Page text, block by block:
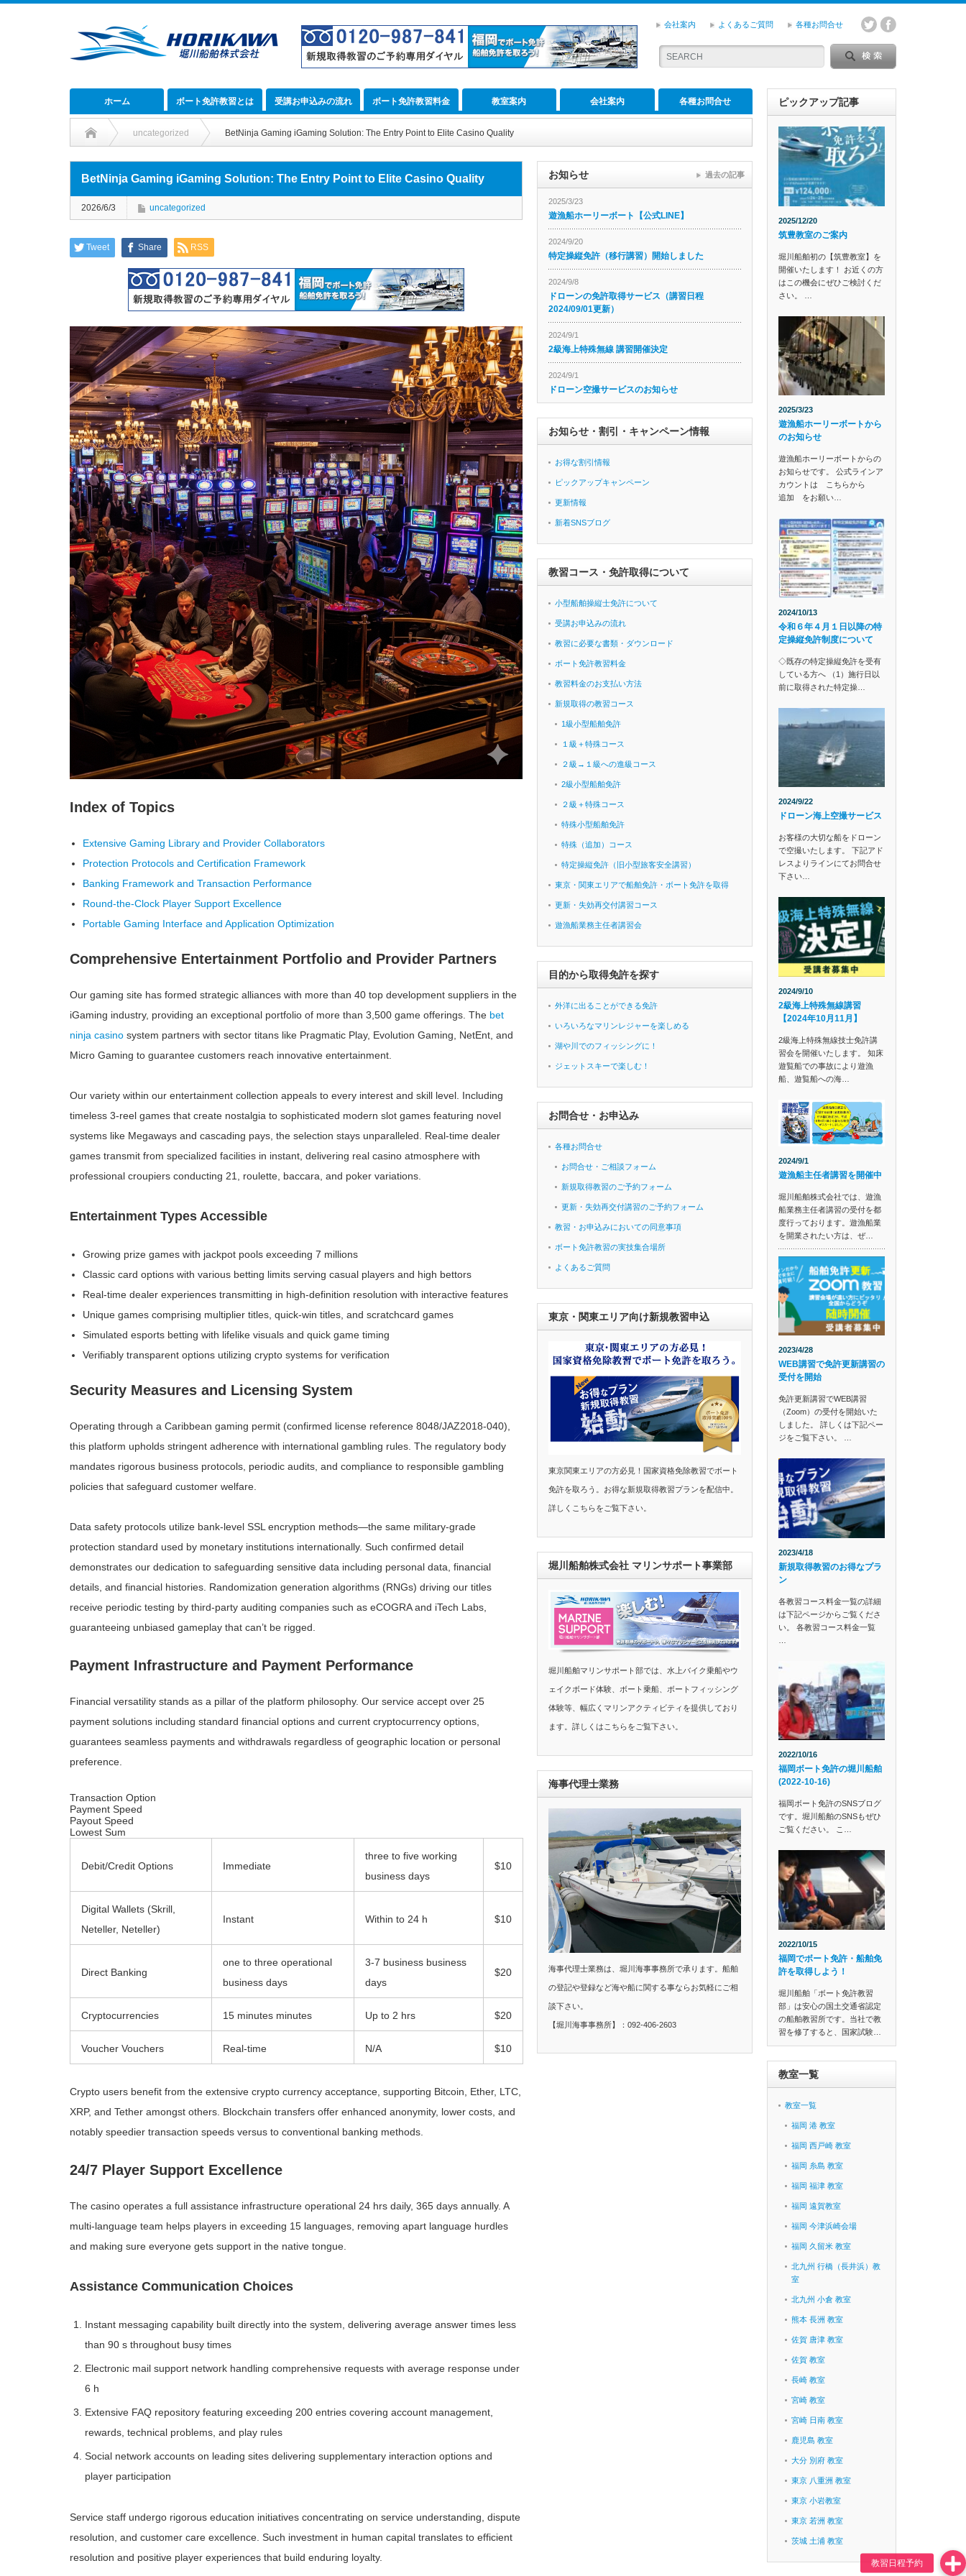
会社案内 よくあるご質問 各種お問合せ
ホーム ボート免許教習とは 受講お申込みの流れ ボート免許教習料金 教室案内 会社案内 各種お問合せ
uncategorized BetNinja Gaming iGaming Solution: The Entry Point to Elite Casino Quality
BetNinja Gaming iGaming Solution: The Entry Point to Elite Casino Quality
2026/6/3 uncategorized
Tweet Share RSS
Index of Topics
Extensive Gaming Library and Provider Collaborators
Protection Protocols and Certification Framework
Banking Framework and Transaction Performance
Round-the-Clock Player Support Excellence
Portable Gaming Interface and Application Optimization
Comprehensive Entertainment Portfolio and Provider Partners
Our gaming site has formed strategic alliances with more than 40 top development suppliers in the
iGaming industry, providing an exceptional portfolio of more than 3,500 game offerings. The bet
ninja casino system partners with sector titans like Pragmatic Play, Evolution Gaming, NetEnt, and
Micro Gaming to guarantee customers reach innovative entertainment.
Our variety within our entertainment collection appeals to every interest and skill level. Including
timeless 3-reel games that create nostalgia to sophisticated modern slot games featuring novel
systems like Megaways and cascading pays, the selection stays unparalleled. Real-time dealer
games transmit from specialized facilities in instant, delivering real casino atmosphere with
professional croupiers conducting 21, roulette, baccara, and poker variations.
Entertainment Types Accessible
Growing prize games with jackpot pools exceeding 7 millions
Classic card options with various betting limits serving casual players and high bettors
Real-time dealer experiences transmitting in high-definition resolution with interactive features
Unique games comprising multiplier titles, quick-win titles, and scratchcard games
Simulated esports betting with lifelike visuals and quick game timing
Verifiably transparent options utilizing crypto systems for verification
Security Measures and Licensing System
Operating through a Caribbean gaming permit (confirmed license reference 8048/JAZ2018-040),
this platform upholds stringent adherence with international gambling rules. The regulatory body
mandates rigorous business protocols, periodic audits, and compliance to responsible gambling
policies that safeguard customer welfare.
Data safety protocols utilize bank-level SSL encryption methods—the same military-grade
protection standard used by monetary institutions internationally. Such confirmed detail
demonstrates our dedication to safeguarding sensitive data including personal data, financial
details, and financial histories. Randomization generation algorithms (RNGs) driving our titles
receive periodic testing by third-party auditing companies such as eCOGRA and iTech Labs,
guaranteeing unbiased gameplay that can’t be rigged.
Payment Infrastructure and Payment Performance
Financial versatility stands as a pillar of the platform philosophy. Our service accept over 25
payment solutions including standard financial options and current cryptocurrency options,
guarantees seamless payments and withdrawals regardless of geographic location or personal
preference.
Transaction Option
Payment Speed
Payout Speed
Lowest Sum
Debit/Credit Options Immediate
three to five working
business days
$10
Digital Wallets (Skrill,
Neteller, Neteller)
Instant Within to 24 h $10
Direct Banking
one to three operational
business days
3-7 business business
days
$20
Cryptocurrencies 15 minutes minutes Up to 2 hrs $20
Voucher Vouchers Real-time N/A $10
Crypto users benefit from the extensive crypto currency acceptance, supporting Bitcoin, Ether, LTC,
XRP, and Tether amongst others. Blockchain transfers offer enhanced anonymity, lower costs, and
notably speedier transaction speeds versus to conventional banking methods.
24/7 Player Support Excellence
The casino operates a full assistance infrastructure operational 24 hrs daily, 365 days annually. A
multi-language team helps players in exceeding 15 languages, removing apart language hurdles
and making sure everyone gets support in the native tongue.
Assistance Communication Choices
Instant messaging capability built directly into the system, delivering average answer times less
than 90 s throughout busy times
Electronic mail support network handling comprehensive requests with average response under
6 h
Extensive FAQ repository featuring exceeding 200 entries covering account management,
rewards, technical problems, and play rules
Social network accounts on leading sites delivering supplementary interaction options and
player participation
Service staff undergo rigorous education initiatives concentrating on service understanding, dispute
resolution, and customer care excellence. Such investment in human capital translates to efficient
resolution and positive player experiences that build enduring loyalty.
お知らせ
2025/3/23
遊漁船ホーリーボート【公式LINE】
2024/9/20
特定操縦免許（移行講習）開始しました
2024/9/8
ドローンの免許取得サービス（講習日程
2024/09/01更新）
2024/9/1
2級海上特殊無線 講習開催決定
2024/9/1
ドローン空撮サービスのお知らせ
過去の記事
お知らせ・割引・キャンペーン情報
お得な割引情報
ピックアップキャンペーン
更新情報
新着SNSブログ
教習コース・免許取得について
小型船舶操縦士免許について
受講お申込みの流れ
教習に必要な書類・ダウンロード
ボート免許教習料金
教習料金のお支払い方法
新規取得の教習コース
1級小型船舶免許
１級＋特殊コース
２級→１級への進級コース
2級小型船舶免許
２級＋特殊コース
特殊小型船舶免許
特殊（追加）コース
特定操縦免許（旧小型旅客安全講習）
東京・関東エリアで船舶免許・ボート免許を取得
更新・失効再交付講習コース
遊漁船業務主任者講習会
目的から取得免許を探す
外洋に出ることができる免許
いろいろなマリンレジャーを楽しめる
湖や川でのフィッシングに！
ジェットスキーで楽しむ！
お問合せ・お申込み
各種お問合せ
お問合せ・ご相談フォーム
新規取得教習のご予約フォーム
更新・失効再交付講習のご予約フォーム
教習・お申込みにおいての同意事項
ボート免許教習の実技集合場所
よくあるご質問
東京・関東エリア向け新規教習申込
東京関東エリアの方必見！国家資格免除教習でボート
免許を取ろう。お得な新規取得教習プランを配信中。
詳しくこちらをご覧下さい。
堀川船舶株式会社 マリンサポート事業部
堀川船舶マリンサポート部では、水上バイク乗船やウ
ェイクボード体験、ボート乗船、ボートフィッシング
体験等、幅広くマリンアクティビティを提供しており
ます。詳しくはこちらをご覧下さい。
海事代理士業務
海事代理士業務は、堀川海事事務所で承ります。船舶
の登記や登録など海や船に関する事ならお気軽にご相
談下さい。
【堀川海事事務所】：092-406-2603
ピックアップ記事
2025/12/20
筑豊教室のご案内
堀川船舶初の【筑豊教室】を
開催いたします！ お近くの方
はこの機会にぜひご検討くだ
さい。 …
2025/3/23
遊漁船ホーリーボートから
のお知らせ
遊漁船ホーリーボートからの
お知らせです。 公式ラインア
カウントは こちらから
追加 をお願い…
2024/10/13
令和６年４月１日以降の特
定操縦免許制度について
◇既存の特定操縦免許を受有
している方へ （1）施行日以
前に取得された特定操…
2024/9/22
ドローン海上空撮サービス
お客様の大切な船をドローン
で空撮いたします。 下記アド
レスよりラインにてお問合せ
下さい…
2024/9/10
2級海上特殊無線講習
【2024年10月11月】
2級海上特殊無線技士免許講
習会を開催いたします。 知床
遊覧船での事故により遊漁
船、遊覧船への海…
2024/9/1
遊漁船主任者講習を開催中
堀川船舶株式会社では、遊漁
船業務主任者講習の受付を都
度行っております。遊漁船業
を開業されたい方は、ぜ…
2023/4/28
WEB講習で免許更新講習の
受付を開始
免許更新講習でWEB講習
（Zoom）の受付を開始いた
しました。 詳しくは下記ペー
ジをご覧下さい。 …
2023/4/18
新規取得教習のお得なプラ
ン
各教習コース料金一覧の詳細
は下記ページからご覧くださ
い。 各教習コース料金一覧
2022/10/16
福岡ボート免許の堀川船舶
(2022-10-16)
福岡ボート免許のSNSブログ
です。堀川船舶のSNSもぜひ
ご覧ください。 こ…
2022/10/15
福岡でボート免許・船舶免
許を取得しよう！
堀川船舶「ボート免許教習
部」は安心の国土交通省認定
の船舶教習所です。当社で教
習を修了すると、国家試験…
教室一覧
教室一覧
福岡 港 教室
福岡 西戸崎 教室
福岡 糸島 教室
福岡 福津 教室
福岡 遠賀教室
福岡 今津浜崎会場
福岡 久留米 教室
北九州 行橋（長井浜）教
室
北九州 小倉 教室
熊本 長洲 教室
佐賀 唐津 教室
佐賀 教室
長崎 教室
宮崎 教室
宮崎 日南 教室
鹿児島 教室
大分 別府 教室
東京 八重洲 教室
東京 小岩教室
東京 若洲 教室
茨城 土浦 教室